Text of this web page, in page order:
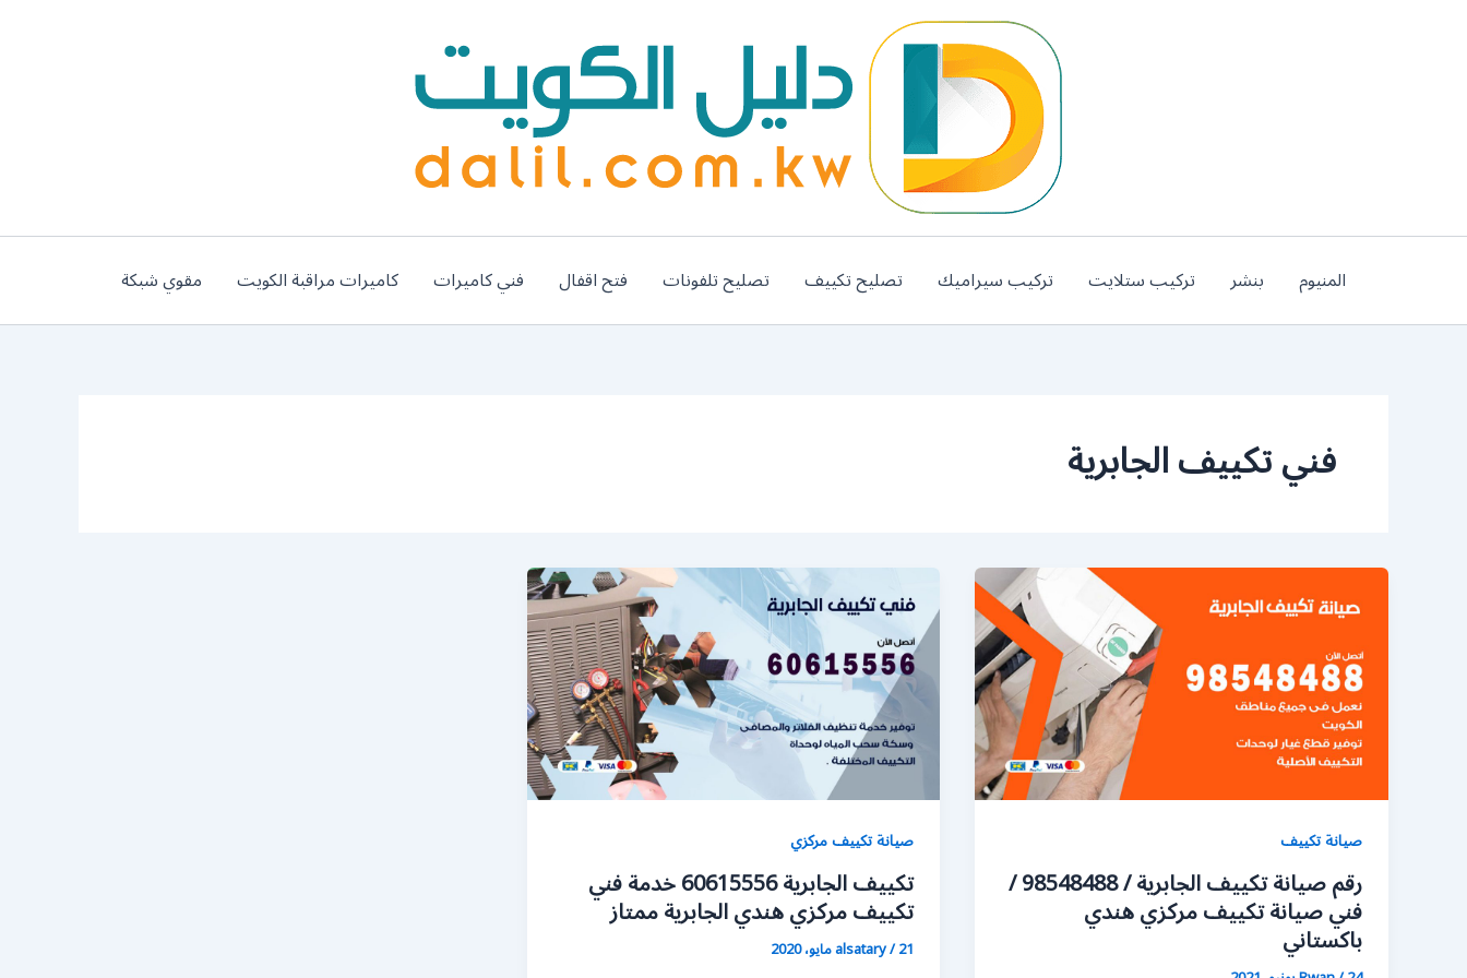
المنيوم بنشر تركيب ستلايت تركيب سيراميك تصليح تكييف تصليح تلفونات فتح اقفال فني كاميرات كاميرات مراقبة الكويت مقوي شبكة
فني تكييف الجابرية
صيانة تكييف
رقم صيانة تكييف الجابرية / 98548488 /
فني صيانة تكييف مركزي هندي
باكستاني
صيانة تكييف مركزي
تكييف الجابرية 60615556 خدمة فني
تكييف مركزي هندي الجابرية ممتاز
alsatary/21 مايو، 2020